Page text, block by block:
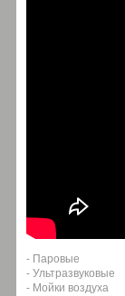
- Паровые
- Ультразвуковые
- Мойки воздуха